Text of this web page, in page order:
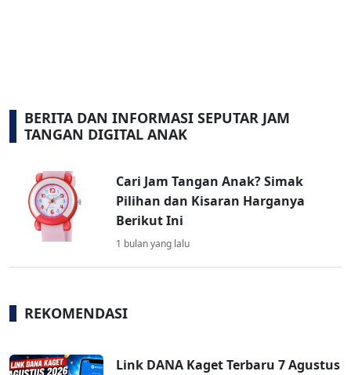
BERITA DAN INFORMASI SEPUTAR JAM
TANGAN DIGITAL ANAK
Cari Jam Tangan Anak? Simak
Pilihan dan Kisaran Harganya
Berikut Ini
1 bulan yang lalu
REKOMENDASI
Link DANA Kaget Terbaru 7 Agustus